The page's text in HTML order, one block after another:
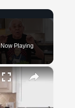
Now Playing
×